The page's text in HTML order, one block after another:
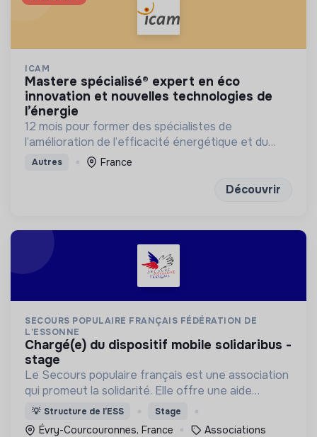
ICAM
mastere spécialisé® expert en éco
innovation et nouvelles technologies de
l’énergie
12 mois pour former des spécialistes de
l’amélioration de l’efficacité énergétique et du
développement des énergies renouvelables
Autres France
Découvrir
SECOURS POPULAIRE FRANÇAIS FÉDÉRATION DE
L'ESSONNE
chargé(e) du dispositif mobile solidaribus -
stage
Le Secours populaire français est une association
qui promeut la solidarité. Elle offre une aide
alimentaire, matérielle, facilite l'accès aux droits, à
la culture, aux loisirs et aux vacances
💡 Structure de l’ESS Stage
Évry-Courcouronnes, France Associations